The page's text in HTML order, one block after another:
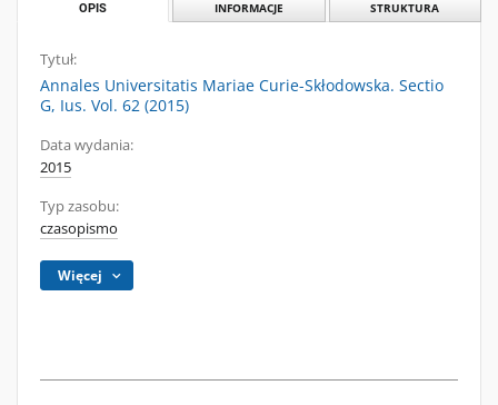
OPIS INFORMACJE STRUKTURA
Tytuł:
Annales Universitatis Mariae Curie-Skłodowska. Sectio
G, Ius. Vol. 62 (2015)
Data wydania:
2015
Typ zasobu:
czasopismo
Więcej